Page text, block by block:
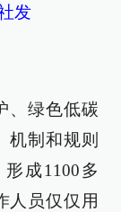
发
、绿色低碳
机制和规则
成1100多
人员仅仅用